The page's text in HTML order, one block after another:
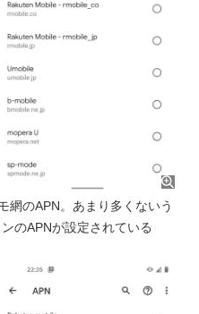
網のAPN。あまり多くないう
のAPNが設定されている